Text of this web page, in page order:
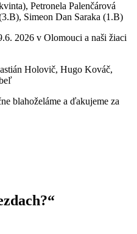
Petronela Palenčárová
Simeon Dan Saraka (1.B)
2026 v Olomouci a naši žiaci
Holovič, Hugo Kováč,
blahoželáme a ďakujeme za